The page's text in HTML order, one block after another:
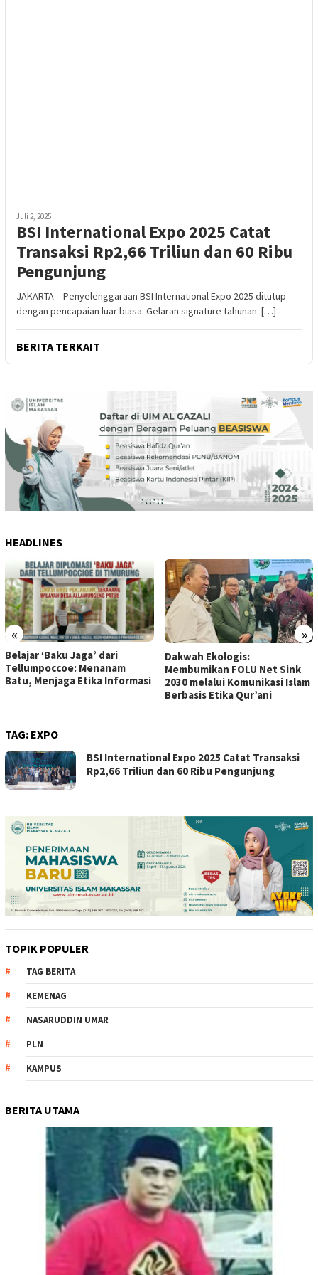
Juli 2, 2025
BSI International Expo 2025 Catat
Transaksi Rp2,66 Triliun dan 60 Ribu
Pengunjung
JAKARTA – Penyelenggaraan BSI International Expo 2025 ditutup
dengan pencapaian luar biasa. Gelaran signature tahunan […]
BERITA TERKAIT
HEADLINES
« »
Belajar ‘Baku Jaga’ dari
Tellumpoccoe: Menanam
Batu, Menjaga Etika Informasi
Dakwah Ekologis:
Membumikan FOLU Net Sink
2030 melalui Komunikasi Islam
Berbasis Etika Qur’ani
TAG: EXPO
BSI International Expo 2025 Catat Transaksi
Rp2,66 Triliun dan 60 Ribu Pengunjung
TOPIK POPULER
TAG BERITA
KEMENAG
NASARUDDIN UMAR
PLN
KAMPUS
BERITA UTAMA